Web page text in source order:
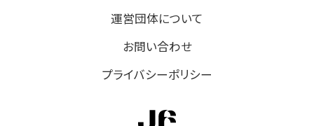
運営団体について
お問い合わせ
プライバシーポリシー